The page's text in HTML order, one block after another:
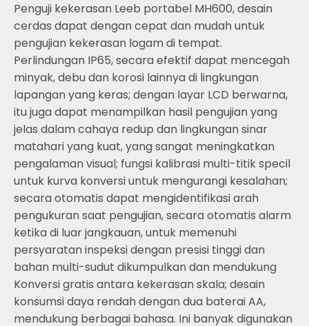
Penguji kekerasan Leeb portabel MH600, desain
cerdas dapat dengan cepat dan mudah untuk
pengujian kekerasan logam di tempat.
Perlindungan IP65, secara efektif dapat mencegah
minyak, debu dan korosi lainnya di lingkungan
lapangan yang keras; dengan layar LCD berwarna,
itu juga dapat menampilkan hasil pengujian yang
jelas dalam cahaya redup dan lingkungan sinar
matahari yang kuat, yang sangat meningkatkan
pengalaman visual; fungsi kalibrasi multi-titik specil
untuk kurva konversi untuk mengurangi kesalahan;
secara otomatis dapat mengidentifikasi arah
pengukuran saat pengujian, secara otomatis alarm
ketika di luar jangkauan, untuk memenuhi
persyaratan inspeksi dengan presisi tinggi dan
bahan multi-sudut dikumpulkan dan mendukung
Konversi gratis antara kekerasan skala; desain
konsumsi daya rendah dengan dua baterai AA,
mendukung berbagai bahasa. Ini banyak digunakan